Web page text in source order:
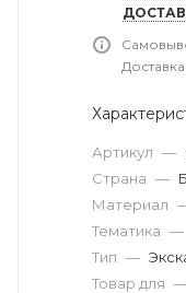
Артикул —
Страна —
Материал
Тематика —
Тип —
Товар для